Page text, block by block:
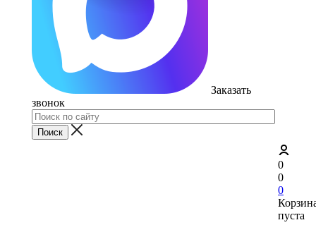
Заказать
звонок
0
0
0
пуста